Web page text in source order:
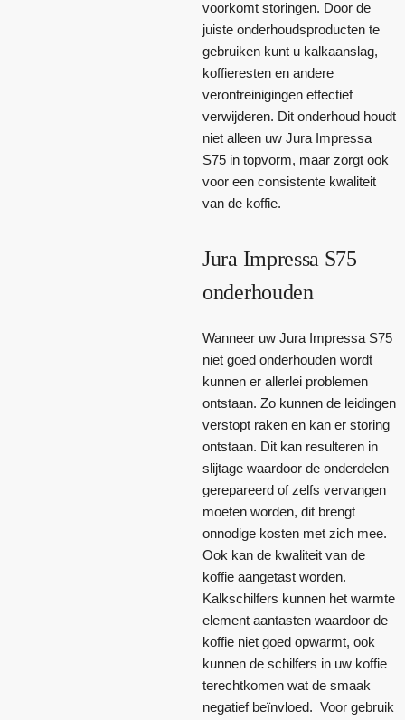
voorkomt storingen. Door de
juiste onderhoudsproducten te
gebruiken kunt u kalkaanslag,
koffieresten en andere
verontreinigingen effectief
verwijderen. Dit onderhoud houdt
niet alleen uw Jura Impressa
S75 in topvorm, maar zorgt ook
voor een consistente kwaliteit
van de koffie.
Jura Impressa S75
onderhouden
Wanneer uw Jura Impressa S75
niet goed onderhouden wordt
kunnen er allerlei problemen
ontstaan. Zo kunnen de leidingen
verstopt raken en kan er storing
ontstaan. Dit kan resulteren in
slijtage waardoor de onderdelen
gerepareerd of zelfs vervangen
moeten worden, dit brengt
onnodige kosten met zich mee.
Ook kan de kwaliteit van de
koffie aangetast worden.
Kalkschilfers kunnen het warmte
element aantasten waardoor de
koffie niet goed opwarmt, ook
kunnen de schilfers in uw koffie
terechtkomen wat de smaak
negatief beïnvloed. Voor gebruik